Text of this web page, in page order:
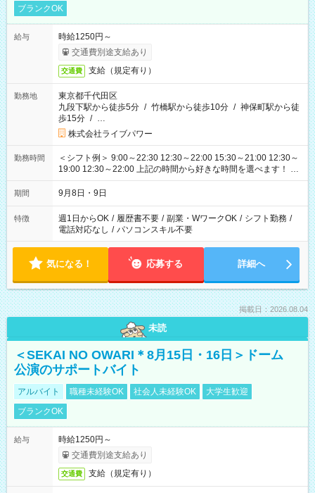
ブランクOK
給与
時給1250円～
交通費別途支給あり
交通費 支給（規定有り）
勤務地
東京都千代田区
九段下駅から徒歩5分 / 竹橋駅から徒歩10分 / 神保町駅から徒
歩15分 / …
株式会社ライブパワー
勤務時間
＜シフト例＞ 9:00～22:30 12:30～22:00 15:30～21:00 12:30～
19:00 12:30～22:00 上記の時間から好きな時間を選べます！ ※
時間は変更となる可能性があります
期間 9月8日・9日
特徴 週1日からOK / 履歴書不要 / 副業・WワークOK / シフト勤務 /
電話対応なし / パソコンスキル不要
気になる！ 応募する 詳細へ
掲載日：2026.08.04
未読
＜SEKAI NO OWARI＊8月15日・16日＞ドーム
公演のサポートバイト
アルバイト 職種未経験OK 社会人未経験OK
大学生歓迎
ブランクOK
給与
時給1250円～
交通費別途支給あり
交通費 支給（規定有り）